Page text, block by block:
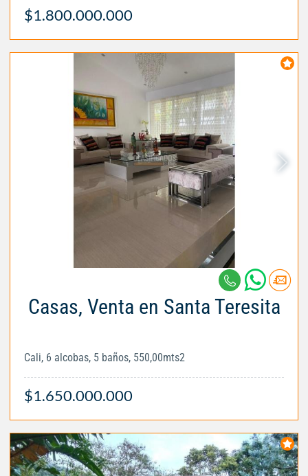
$1.800.000.000
Casas, Venta en Santa Teresita
Cali, 6 alcobas, 5 baños, 550,00mts2
$1.650.000.000